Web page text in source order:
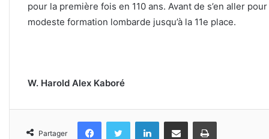
pour la première fois en 110 ans. Avant de s’en aller
modeste formation lombarde jusqu’à la 11e place.
W. Harold Alex Kaboré
Partager
FacebookTwitter LinkedinPartager par email Imprimer